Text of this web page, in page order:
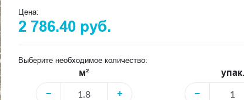
Цена:
2 786.40 руб.
Выберите необходимое количество:
м²
−
+
упак.
−